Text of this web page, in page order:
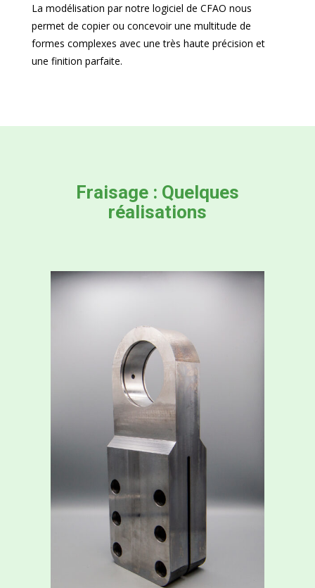
La modélisation par notre logiciel de CFAO nous
permet de copier ou concevoir une multitude de
formes complexes avec une très haute précision et
une finition parfaite.
Fraisage : Quelques
réalisations